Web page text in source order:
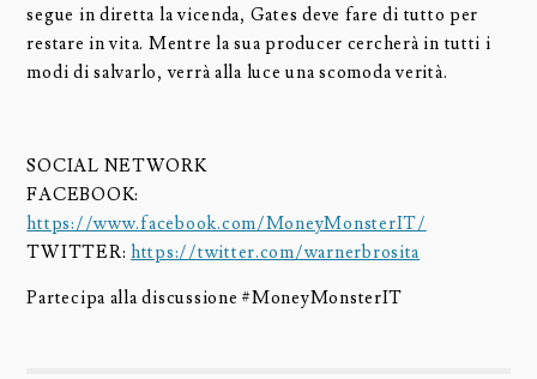
segue in diretta la vicenda, Gates deve fare di tutto per
restare in vita. Mentre la sua producer cercherà in tutti i
modi di salvarlo, verrà alla luce una scomoda verità.
SOCIAL NETWORK
FACEBOOK:
https://www.facebook.com/MoneyMonsterIT/
TWITTER:https://twitter.com/warnerbrosita
Partecipa alla discussione #MoneyMonsterIT